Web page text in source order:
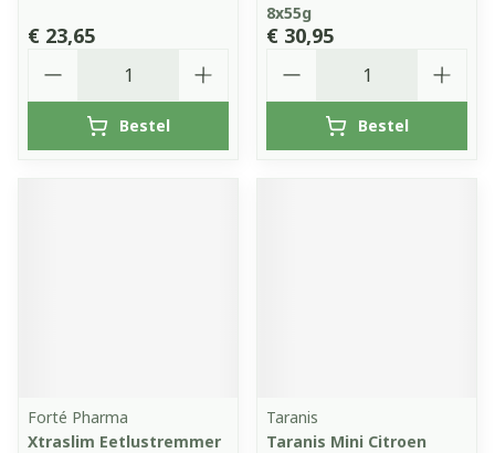
€ 23,65
Bestel
8x55g
€ 30,95
Bestel
Forté Pharma
Xtraslim Eetlustremmer
Taranis
Taranis Mini Citroen